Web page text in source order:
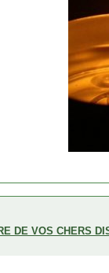
DE VOS CHERS